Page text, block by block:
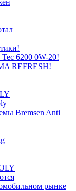
6200 0W-20!
REFRESH!
Bremsen Anti
рынке